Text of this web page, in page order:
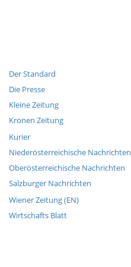
Der Standard
Die Presse
Kleine Zeitung
Kronen Zeitung
Kurier
Niederösterreichische Nachrichten
Oberösterreichische Nachrichten
Salzburger Nachrichten
Wiener Zeitung (EN)
Wirtschafts Blatt